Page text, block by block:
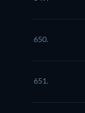
650.
651.